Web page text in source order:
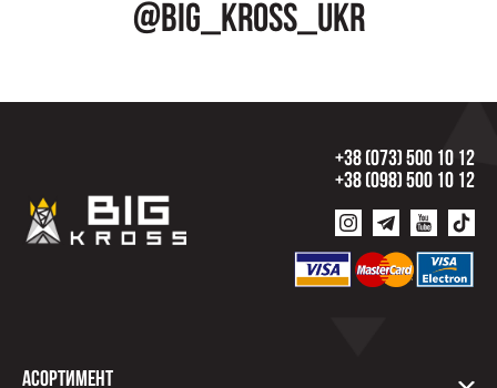
@big_kross_ukr
+38 (073) 500 10 12
+38 (098) 500 10 12
Асортимент